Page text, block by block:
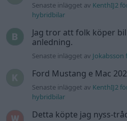
Senaste inlägget av KenthIJ2
hybridbilar
Jag tror att folk köper
anledning.
Senaste inlägget av Jokabsson
Ford Mustang e Mac
Senaste inlägget av KenthIJ2
hybridbilar
Detta köpte jag nyss-